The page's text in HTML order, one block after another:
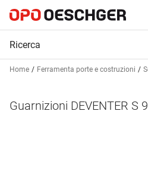
Home Ferramenta porte e costruzioni
Guarnizioni DEVENTER S